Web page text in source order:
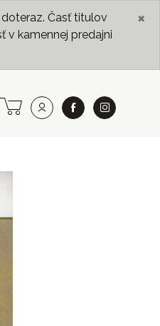
Časť titulov
v kamennej predajni
×